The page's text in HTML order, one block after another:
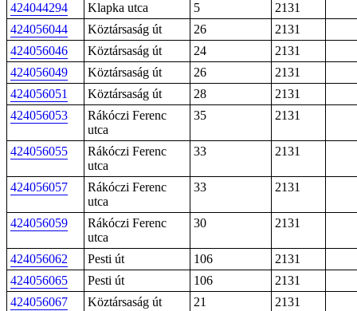
424044294
Klapka utca 5
2131
424056044
Köztársaság út 26
2131
424056046
Köztársaság út 24
2131
424056049
Köztársaság út 26
2131
424056051
Köztársaság út 28
2131
424056053
Rákóczi Ferenc
utca
35 2131
424056055
Rákóczi Ferenc
utca
33 2131
424056057
Rákóczi Ferenc
utca
33 2131
424056059
Rákóczi Ferenc
utca
30 2131
424056062 Pesti út 106
2131
424056065
Pesti út 106
2131
424056067
Köztársaság út 21
2131